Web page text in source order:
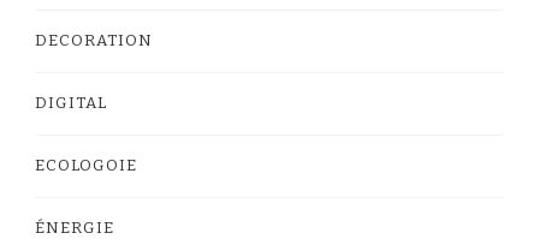
DECORATION
DIGITAL
ECOLOGOIE
ÉNERGIE